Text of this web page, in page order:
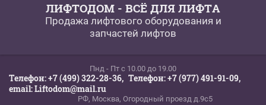
ЛИФТОДОМ - ВСЁ ДЛЯ ЛИФТА
Продажа лифтового оборудования и
запчастей лифтов
Пнд - Пт c 10.00 до 19.00
Телефон: +7 (499) 322-28-36, Телефон: +7 (977) 491-91-09,
email: Liftodom@mail.ru
РФ, Москва, Огородный проезд д.9с5